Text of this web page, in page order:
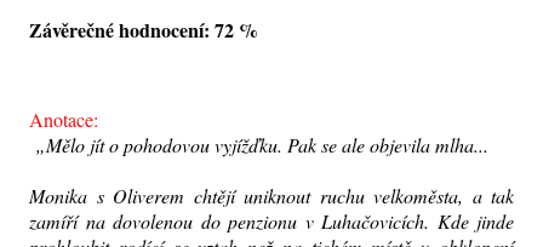
Závěrečné hodnocení: 72 %
Anotace:
„Mělo jít o pohodovou vyjížďku. Pak se ale objevila mlha...
Monika s Oliverem chtějí uniknout ruchu velkoměsta, a tak
zamíří na dovolenou do penzionu v Luhačovicích. Kde jinde